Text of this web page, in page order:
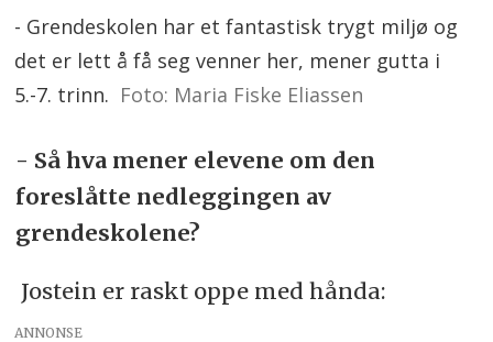
- Grendeskolen har et fantastisk trygt miljø og
det er lett å få seg venner her, mener gutta i
5.-7. trinn. Foto: Maria Fiske Eliassen
- Så hva mener elevene om den
foreslåtte nedleggingen av
grendeskolene?
Jostein er raskt oppe med hånda:
ANNONSE